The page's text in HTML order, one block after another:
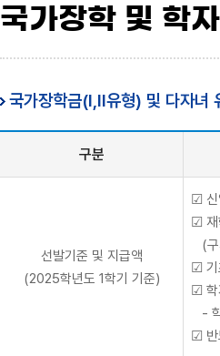
국가장학 및 학
국가장학금(I,II유형) 및 다자녀
구분
선발기준 및 지급액
(2025학년도 1학기 기준)
☑ 신
☑ 재
(구
☑ 기
☑ 학
-
☑ 반